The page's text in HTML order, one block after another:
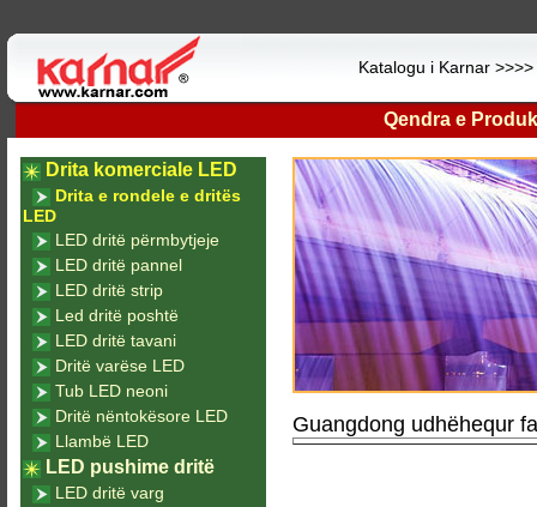
Katalogu i Karnar >>>>
Qendra e
Guangdong udhëhequr
Drita komerciale LED
Drita e rondele e dritës
LED
LED dritë përmbytjeje
LED dritë pannel
LED dritë strip
Led dritë poshtë
LED dritë tavani
Dritë varëse LED
Tub LED neoni
Dritë nëntokësore LED
Llambë LED
LED pushime dritë
LED dritë varg